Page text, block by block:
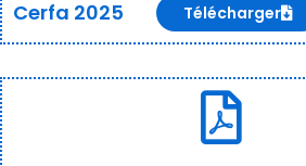
Cerfa 2025 Télécharger